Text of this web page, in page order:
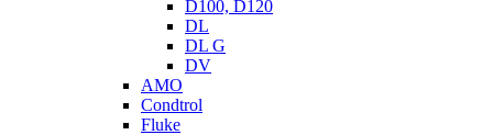
D100, D120
DL
DL G
DV
AMO
Condtrol
Fluke